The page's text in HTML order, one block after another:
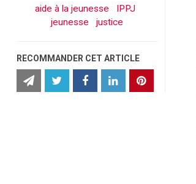
aide à la jeunesse
IPPJ
jeunesse
justice
RECOMMANDER CET ARTICLE
cet
article
partager
article
cet
article
cet
article
cet
article article
BruXitizen